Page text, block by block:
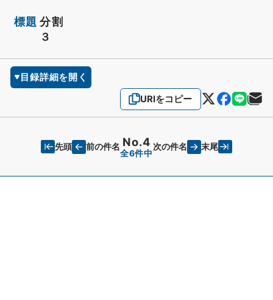
標題 分割
３
目録詳細を開く
URIをコピー
先頭 前の件名 No.4
全6件中
次の件名 末尾